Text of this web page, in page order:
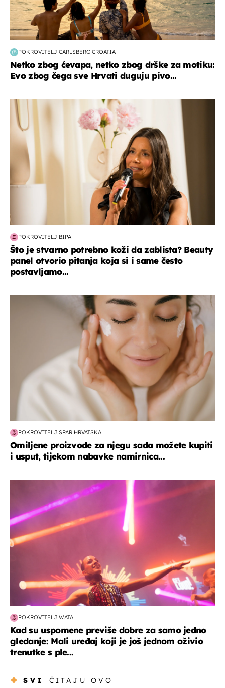
POKROVITELJ CARLSBERG CROATIA
Netko zbog ćevapa, netko zbog drške za motiku:
Evo zbog čega sve Hrvati duguju pivo...
moda & ljepota
POKROVITELJ BIPA
Što je stvarno potrebno koži da zablista? Beauty
panel otvorio pitanja koja si i same često
postavljamo...
moda & ljepota
POKROVITELJ SPAR HRVATSKA
Omiljene proizvode za njegu sada možete kupiti
i usput, tijekom nabavke namirnica...
POKROVITELJ WATA
Kad su uspomene previše dobre za samo jedno
gledanje: Mali uređaj koji je još jednom oživio
trenutke s ple...
SVI ČITAJU OVO